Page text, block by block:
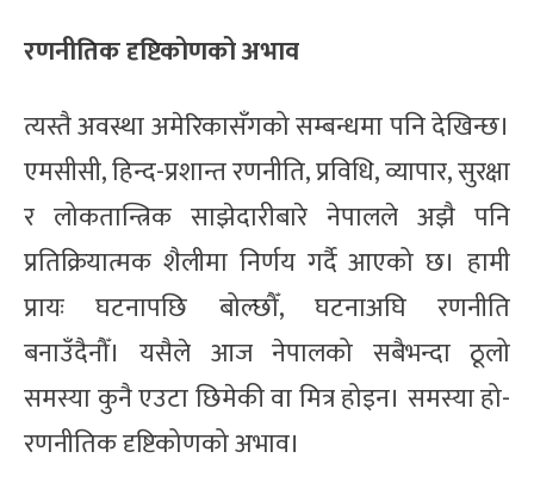
रणनीतिक दृष्टिकोणको अभाव
त्यस्तै अवस्था अमेरिकासँगको सम्बन्धमा पनि देखिन्छ।
एमसीसी, हिन्द-प्रशान्त रणनीति, प्रविधि, व्यापार, सुरक्षा
र लोकतान्त्रिक साझेदारीबारे नेपालले अझै पनि
प्रतिक्रियात्मक शैलीमा निर्णय गर्दै आएको छ। हामी
प्रायः घटनापछि बोल्छौँ, घटनाअघि रणनीति
बनाउँदैनौँ। यसैले आज नेपालको सबैभन्दा ठूलो
समस्या कुनै एउटा छिमेकी वा मित्र होइन। समस्या हो-
रणनीतिक दृष्टिकोणको अभाव।